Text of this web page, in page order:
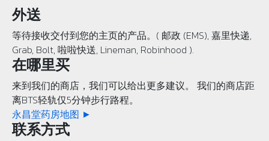
外送
等待接收交付到您的主页的产品。( 邮政 (EMS), 嘉里快递,
Grab, Bolt, 啦啦快送, Lineman, Robinhood ).
在哪里买
来到我们的商店，我们可以给出更多建议。 我们的商店距
离BTS轻轨仅5分钟步行路程。
永昌堂药房地图 ►
联系方式